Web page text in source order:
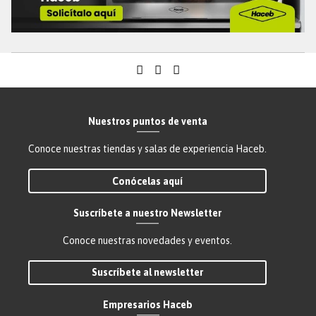
Clasificación
energetica
B
Tipo de producto Nevecones
Tipo de Refrigeración No Frost
Característica a
*Compartimiento
para refrigerar o
congelar según tu
necesidad*Panel
digital Touch:
Funciones
eco, vacaciones,
panel.Compartimiento
almacenamiento
Correo electrónico:Lineadeintegridad@haceb.com
Nuestros puntos de venta
Conoce nuestras tiendas y salas de experiencia Haceb.
Conócelas aquí
Suscríbete a nuestro Newsletter
Conoce nuestras novedades y eventos.
Suscríbete al newsletter
Empresarios Haceb